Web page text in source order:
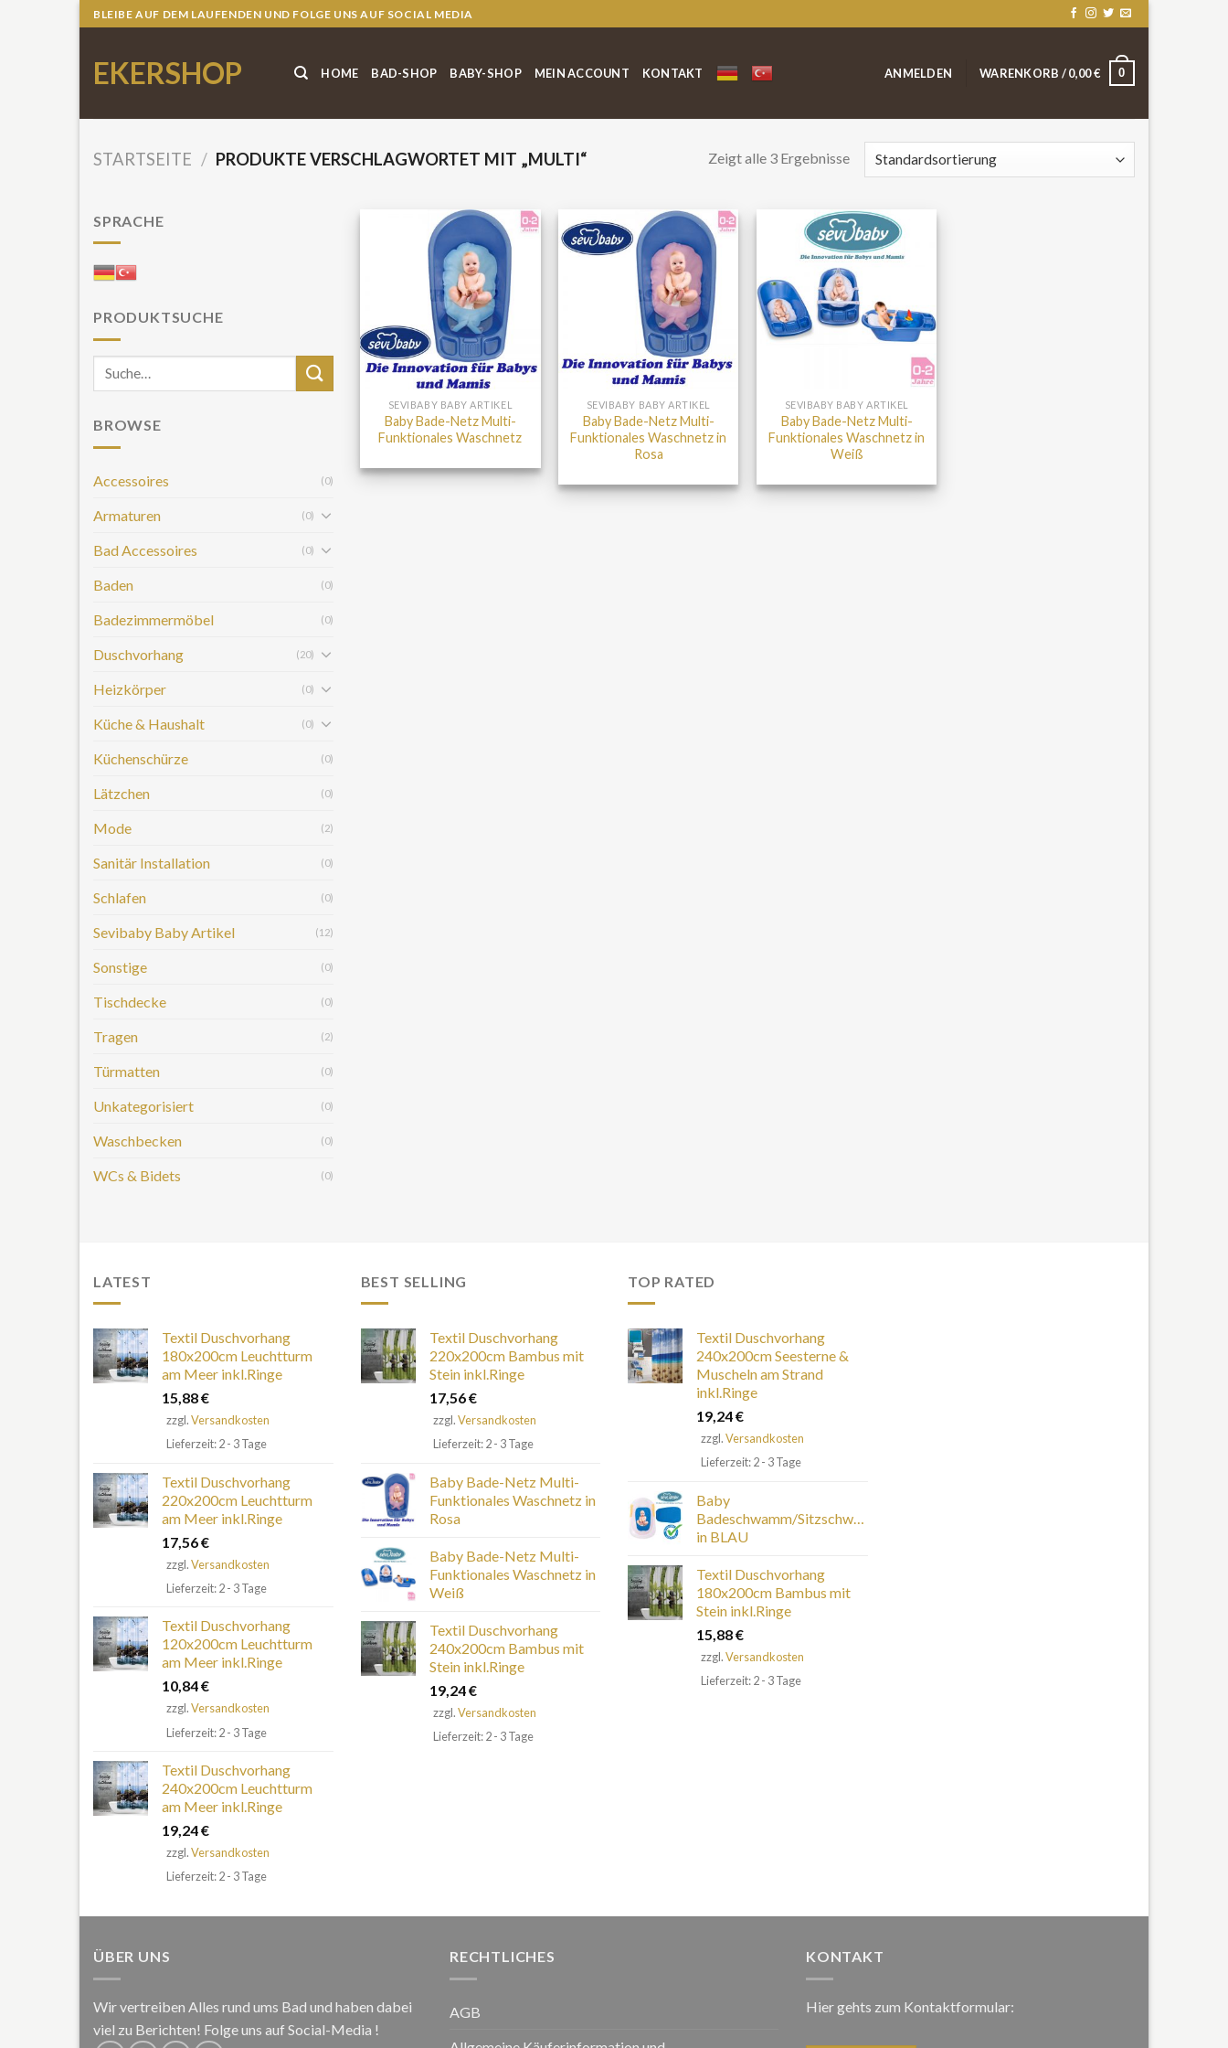
Skip
to
BLEIBE AUF DEM LAUFENDEN UND FOLGE UNS AUF SOCIAL MEDIA
EKERSHOP HOME BAD-SHOP BABY-SHOP MEIN ACCOUNT KONTAKT ANMELDEN WARENKORB /0,00€ 0
STARTSEITE / PRODUKTE VERSCHLAGWORTET MIT „MULTI“ Zeigt alle 3 Ergebnisse
SPRACHE
PRODUKTSUCHE
Suche
BROWSE
Accessoires (0)
Armaturen (0)
Bad Accessoires (0)
Baden (0)
Badezimmermöbel (0)
Duschvorhang (20)
Heizkörper (0)
Küche & Haushalt (0)
Küchenschürze (0)
Lätzchen (0)
Mode (2)
Sanitär Installation (0)
Schlafen (0)
Sevibaby Baby Artikel (12)
Sonstige (0)
Tischdecke (0)
Tragen (2)
Türmatten (0)
Unkategorisiert (0)
Waschbecken (0)
WCs & Bidets (0)
SEVIBABY BABY ARTIKEL
Baby Bade-Netz Multi-
Funktionales Waschnetz
SEVIBABY BABY ARTIKEL
Baby Bade-Netz Multi-
Funktionales Waschnetz in
Rosa
SEVIBABY BABY ARTIKEL
Baby Bade-Netz Multi-
Funktionales Waschnetz in
Weiß
LATEST
Textil Duschvorhang
180x200cm Leuchtturm
am Meer inkl.Ringe
15,88€
zzgl.Versandkosten
Lieferzeit: 2 - 3 Tage
Textil Duschvorhang
220x200cm Leuchtturm
am Meer inkl.Ringe
17,56€
zzgl.Versandkosten
Lieferzeit: 2 - 3 Tage
Textil Duschvorhang
120x200cm Leuchtturm
am Meer inkl.Ringe
10,84€
zzgl.Versandkosten
Lieferzeit: 2 - 3 Tage
Textil Duschvorhang
240x200cm Leuchtturm
am Meer inkl.Ringe
19,24€
zzgl.Versandkosten
Lieferzeit: 2 - 3 Tage
BEST SELLING
Textil Duschvorhang
220x200cm Bambus mit
Stein inkl.Ringe
17,56€
zzgl.Versandkosten
Lieferzeit: 2 - 3 Tage
Baby Bade-Netz Multi-
Funktionales Waschnetz in
Rosa
Baby Bade-Netz Multi-
Funktionales Waschnetz in
Weiß
Textil Duschvorhang
240x200cm Bambus mit
Stein inkl.Ringe
19,24€
zzgl.Versandkosten
Lieferzeit: 2 - 3 Tage
TOP RATED
Textil Duschvorhang
240x200cm Seesterne &
Muscheln am Strand
inkl.Ringe
19,24€
zzgl.Versandkosten
Lieferzeit: 2 - 3 Tage
Baby
Badeschwamm/Sitzschwamm
in BLAU
Textil Duschvorhang
180x200cm Bambus mit
Stein inkl.Ringe
15,88€
zzgl.Versandkosten
Lieferzeit: 2 - 3 Tage
ÜBER UNS
Wir vertreiben Alles rund ums Bad und haben dabei
viel zu Berichten! Folge uns auf Social-Media !
RECHTLICHES
AGB
KONTAKT
Hier gehts zum Kontaktformular: